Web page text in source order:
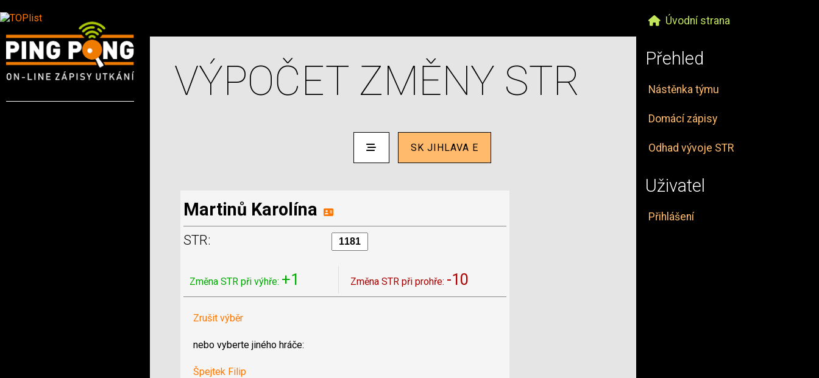
Úvodní strana
Přehled
Nástěnka týmu
Domácí zápisy
Odhad vývoje STR
Uživatel
Přihlášení
VÝPOČET ZMĚNY STR
SK JIHLAVA E
Martinů Karolína
STR:
Změna STR při výhře: +1 Změna STR při prohře: -10
Zrušit výběr
nebo vyberte jiného hráče:
Špejtek Filip